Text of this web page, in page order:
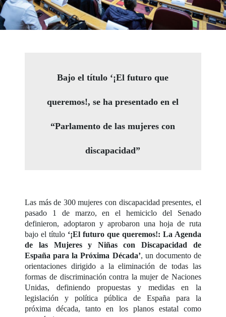
Bajo el título ‘¡El futuro que
queremos!, se ha presentado en el
“Parlamento de las mujeres con
discapacidad”
Las más de 300 mujeres con discapacidad presentes, el
pasado 1 de marzo, en el hemiciclo del Senado
definieron, adoptaron y aprobaron una hoja de ruta
bajo el título ‘¡El futuro que queremos!: La Agenda
de las Mujeres y Niñas con Discapacidad de
España para la Próxima Década’, un documento de
orientaciones dirigido a la eliminación de todas las
formas de discriminación contra la mujer de Naciones
Unidas, definiendo propuestas y medidas en la
legislación y política pública de España para la
próxima década, tanto en los planos estatal como